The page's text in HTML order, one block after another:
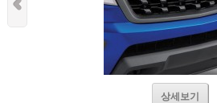
상세보기